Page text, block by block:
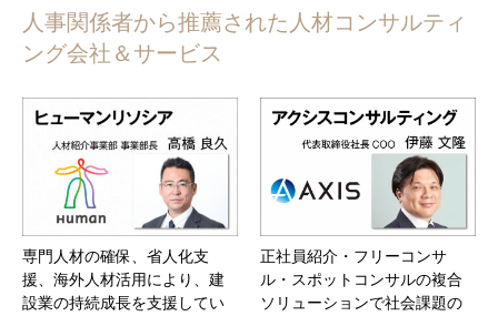
人事関係者から推薦された人材コンサルティ
ング会社＆サービス
専門人材の確保、省人化支
援、海外人材活用により、建
設業の持続成長を支援してい
正社員紹介・フリーコンサ
ル・スポットコンサルの複合
ソリューションで社会課題の